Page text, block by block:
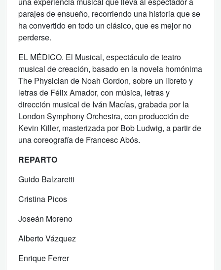
parajes de ensueño, recorriendo una historia que se
ha convertido en todo un clásico, que es mejor no
perderse.
EL MÉDICO. El Musical, espectáculo de teatro
musical de creación, basado en la novela homónima
The Physician de Noah Gordon, sobre un libreto y
letras de Félix Amador, con música, letras y
dirección musical de Iván Macías, grabada por la
London Symphony Orchestra, con producción de
Kevin Killer, masterizada por Bob Ludwig, a partir de
una coreografía de Francesc Abós.
REPARTO
Guido Balzaretti
Cristina Picos
Joseán Moreno
Alberto Vázquez
Enrique Ferrer